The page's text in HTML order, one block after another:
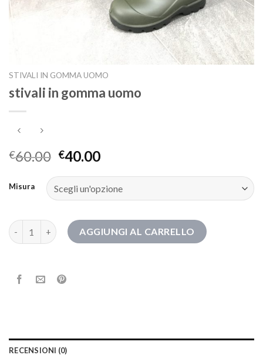
STIVALI IN GOMMA UOMO
stivali in gomma uomo
€60.00 €40.00
Misura
stivali in gomma uomo quantitàAGGIUNGI AL CARRELLO
RECENSIONI (0)